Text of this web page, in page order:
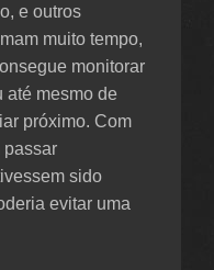
e outros
muito tempo,
monitorar
até mesmo de
próximo. Com
passar
sido
evitar uma